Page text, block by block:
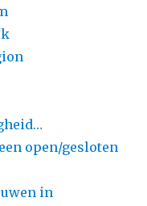
open/gesloten
in